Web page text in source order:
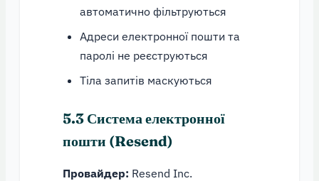
автоматично фільтруються
Адреси електронної пошти та
паролі не реєструються
Тіла запитів маскуються
5.3 Система електронної
пошти (Resend)
Провайдер: Resend Inc.